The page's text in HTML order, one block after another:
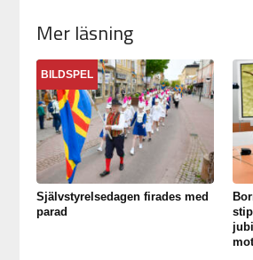
Mer läsning
BILDSPEL
Självstyrelsedagen firades med
parad